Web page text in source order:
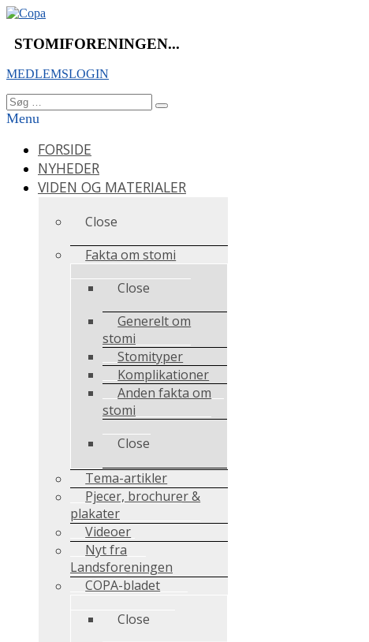
Videre
indhold
STOMIFORENINGEN...
MEDLEMSLOGIN
Søg
efter:
Søg
Menu
FORSIDE
NYHEDER
VIDEN OG MATERIALER
Close
Fakta om stomi
Close
Generelt om
stomi
Stomityper
Komplikationer
Anden fakta om
stomi
Close
Tema-artikler
Pjecer, brochurer &
plakater
Videoer
Nyt fra
Landsforeningen
COPA-bladet
Close